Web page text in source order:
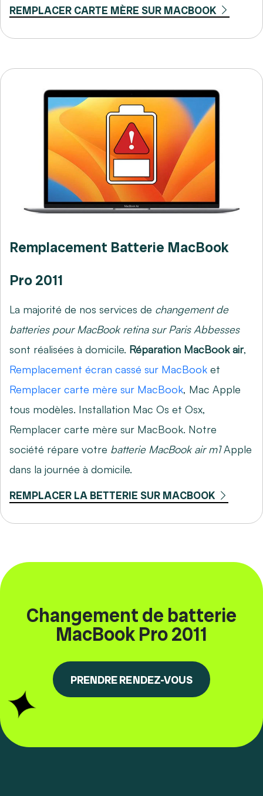
REMPLACER CARTE MÈRE SUR MACBOOK
Remplacement Batterie MacBook
Pro 2011
La majorité de nos services de changement de
batteries pour MacBook retina sur Paris Abbesses
sont réalisées à domicile. Réparation MacBook air,
Remplacement écran cassé sur MacBook et
Remplacer carte mère sur MacBook, Mac Apple
tous modèles. Installation Mac Os et Osx,
Remplacer carte mère sur MacBook. Notre
société répare votre batterie MacBook air m1Apple
dans la journée à domicile.
REMPLACER LA BETTERIE SUR MACBOOK
Changement de batterie
MacBook Pro 2011
PRENDRE RENDEZ-VOUS